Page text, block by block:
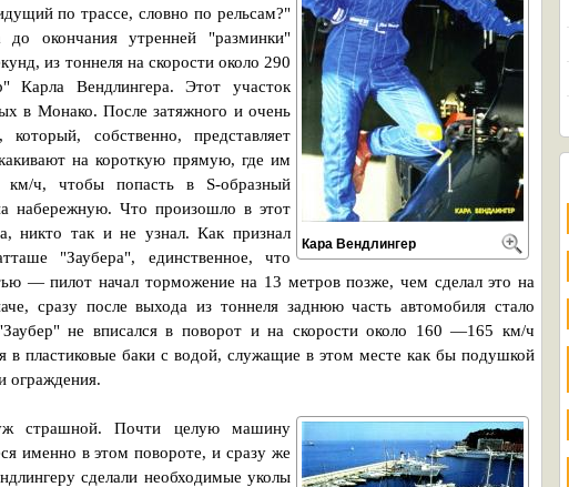
Кара Вендлингер
по трассе, словно по рельсам?"
окончания утренней "разминки"
из тоннеля на скорости около 290
Карла Вендлингера. Этот участок
в Монако. После затяжного и очень
который, собственно, представляет
на короткую прямую, где им
км/ч, чтобы попасть в S-образный
набережную. Что произошло в этот
никто так и не узнал. Как признал
"Заубера", единственное, что
— пилот начал торможение на 13 метров позже, чем сделал это на
сразу после выхода из тоннеля заднюю часть автомобиля стало
не вписался в поворот и на скорости около 160 —165 км/ч
в пластиковые баки с водой, служащие в этом месте как бы подушкой
ограждения.
страшной. Почти целую машину
именно в этом повороте, и сразу же
сделали необходимые уколы